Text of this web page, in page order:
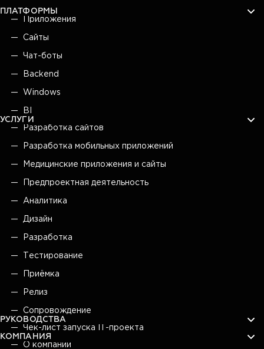
ПЛАТФОРМЫ
Приложения
Сайты
Чат-боты
Backend
Windows
BI
УСЛУГИ
Разработка сайтов
Разработка мобильных приложений
Медицинские приложения и сайты
Предпроектная деятельность
Аналитика
Дизайн
Разработка
Тестирование
Приёмка
Релиз
Сопровождение
РУКОВОДСТВА
Чек-лист запуска IT-проекта
КОМПАНИЯ
О компании